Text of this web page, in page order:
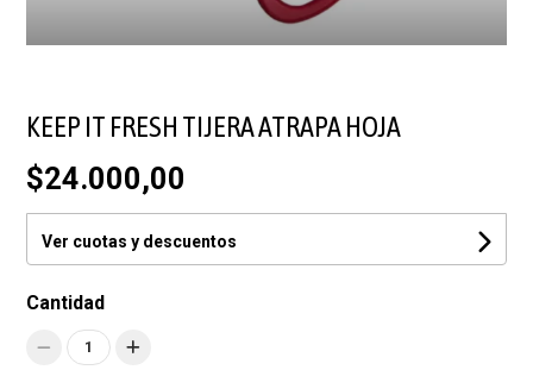
KEEP IT FRESH TIJERA ATRAPA HOJA
$24.000,00
Ver cuotas y descuentos
Cantidad
1